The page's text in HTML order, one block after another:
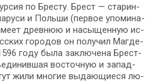
по Бре­сту. Брест — ста­рин­
и Поль­ши (пер­вое упо­ми­на­
древ­нюю и на­сы­щен­ную ис­
го­ро­дов он по­лу­чил Маг­де­
го­ду бы­ла за­клю­че­на Брест­
во­сточ­ную и за­пад­
тут жи­ли мно­гие вы­да­ю­щи­е­ся лю­